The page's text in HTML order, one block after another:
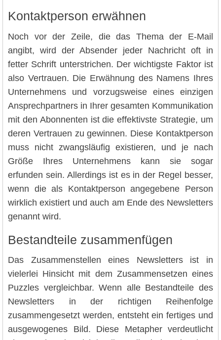
Kontaktperson erwähnen
Noch vor der Zeile, die das Thema der E-Mail
angibt, wird der Absender jeder Nachricht oft in
fetter Schrift unterstrichen. Der wichtigste Faktor ist
also Vertrauen. Die Erwähnung des Namens Ihres
Unternehmens und vorzugsweise eines einzigen
Ansprechpartners in Ihrer gesamten Kommunikation
mit den Abonnenten ist die effektivste Strategie, um
deren Vertrauen zu gewinnen. Diese Kontaktperson
muss nicht zwangsläufig existieren, und je nach
Größe Ihres Unternehmens kann sie sogar
erfunden sein. Allerdings ist es in der Regel besser,
wenn die als Kontaktperson angegebene Person
wirklich existiert und auch am Ende des Newsletters
genannt wird.
Bestandteile zusammenfügen
Das Zusammenstellen eines Newsletters ist in
vielerlei Hinsicht mit dem Zusammensetzen eines
Puzzles vergleichbar. Wenn alle Bestandteile des
Newsletters in der richtigen Reihenfolge
zusammengesetzt werden, entsteht ein fertiges und
ausgewogenes Bild. Diese Metapher verdeutlicht